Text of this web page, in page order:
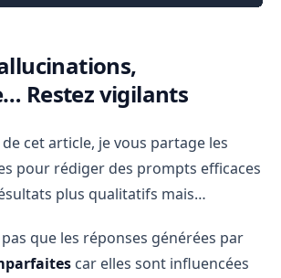
Restez vigilants
cet article, je vous partage les
pour rédiger des prompts efficaces
plus qualitatifs mais…
que les réponses générées par
car elles sont influencées